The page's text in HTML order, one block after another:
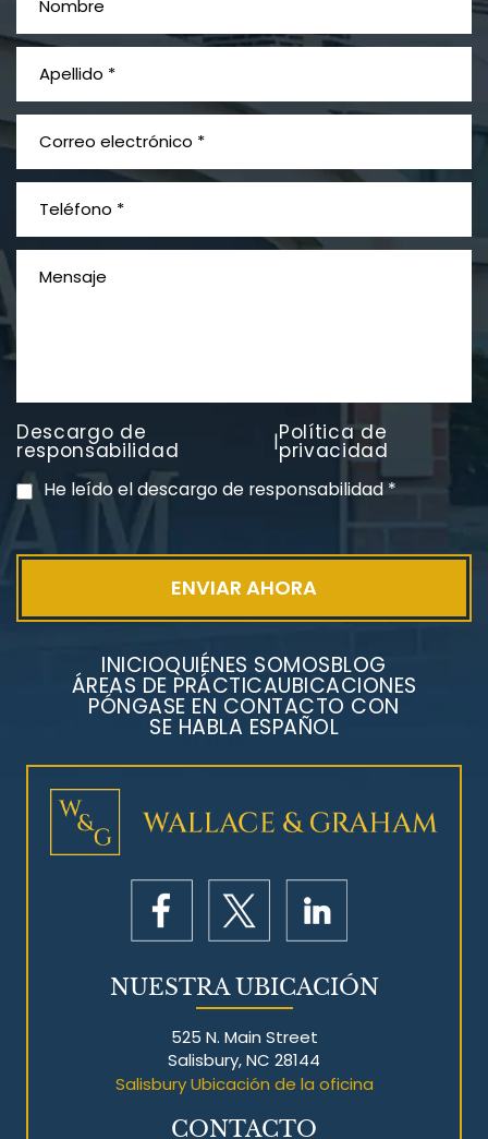
¿Qué es el mesotelioma?
PVC Cloruro de polivinilo
Exposición
Descargo de
responsabilidad |Política de
privacidad
He leído el descargo de responsabilidad*
INICIOQUIÉNES SOMOSBLOG
ÁREAS DE PRÁCTICAUBICACIONES
PÓNGASE EN CONTACTO CON
SE HABLA ESPAÑOL
NUESTRA UBICACIÓN
525 N. Main Street
Salisbury, NC 28144
Salisbury Ubicación de la oficina
CONTACTO